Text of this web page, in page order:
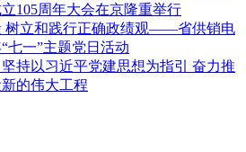
105周年大会在京隆重举行
树立和践行正确政绩观——省供销电
七一”主题党日活动
持以习近平党建思想为指引 奋力推
的伟大工程